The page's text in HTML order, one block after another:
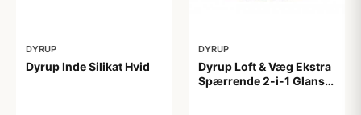
DYRUP
Dyrup Inde Silikat Hvid
DYRUP
Dyrup Loft & Væg Ekstra
Spærrende 2-i-1 Glans